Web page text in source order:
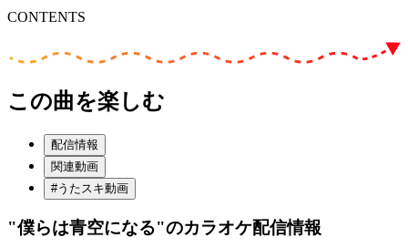
CONTENTS
この曲を楽しむ
配信情報
関連動画
#うたスキ動画
"僕らは青空になる"のカラオケ配信情報